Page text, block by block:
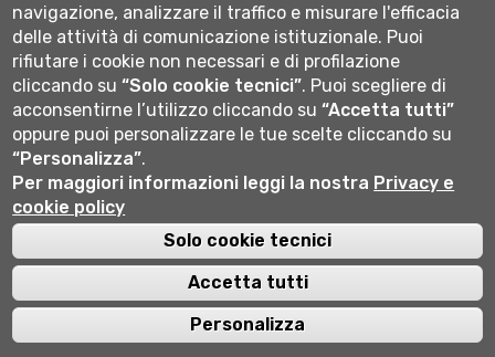
Wi-fi
Webmail
Università degli studi di Bergamo
24129 Bergamo
Cod. Fiscale 80004350163
Centralino 035 2052111
navigazione, analizzare il traffico e misurare l'efficacia
delle attività di comunicazione istituzionale. Puoi
rifiutare i cookie non necessari e di profilazione
cliccando su“Solo cookie tecnici”. Puoi scegliere di
acconsentirne l’utilizzo cliccando su“Accetta tutti”
oppure puoi personalizzare le tue scelte cliccando su
“Personalizza”.
Per maggiori informazioni leggi la nostra Privacy e
cookie policy
Solo cookie tecnici
Accetta tutti
Personalizza